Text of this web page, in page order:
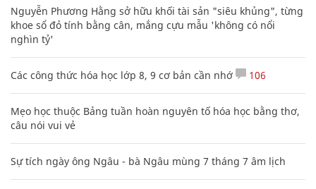
Nguyễn Phương Hằng sở hữu khối tài sản "siêu khủng", từng
khoe sổ đỏ tính bằng cân, mắng cựu mẫu 'không có nổi
nghìn tỷ'
Các công thức hóa học lớp 8, 9 cơ bản cần nhớ 106
Mẹo học thuộc Bảng tuần hoàn nguyên tố hóa học bằng thơ,
câu nói vui vẻ
Sự tích ngày ông Ngâu - bà Ngâu mùng 7 tháng 7 âm lịch